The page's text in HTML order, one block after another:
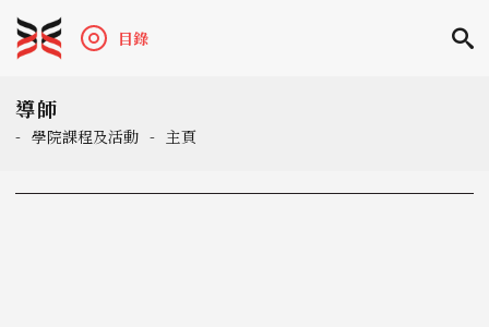
目錄
導師
- 學院課程及活動 - 主頁